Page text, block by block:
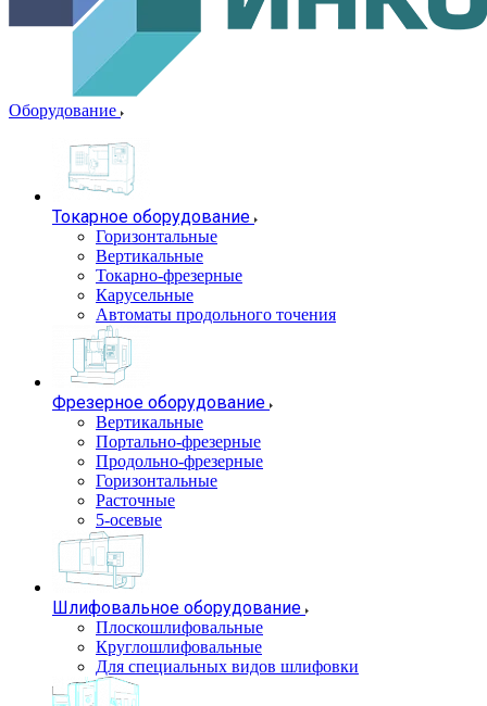
Оборудование
Токарное оборудование
Горизонтальные
Вертикальные
Токарно-фрезерные
Карусельные
Автоматы продольного точения
Фрезерное оборудование
Вертикальные
Портально-фрезерные
Продольно-фрезерные
Горизонтальные
Расточные
5-осевые
Шлифовальное оборудование
Плоскошлифовальные
Круглошлифовальные
Для специальных видов шлифовки